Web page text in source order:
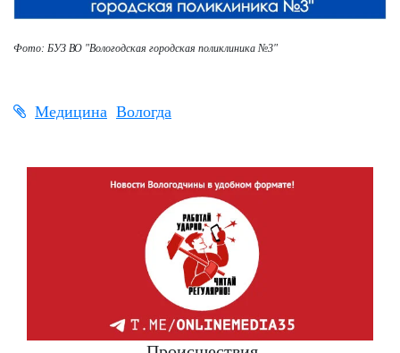
Фото: БУЗ ВО "Вологодская городская поликлиника №3"
Медицина Вологда